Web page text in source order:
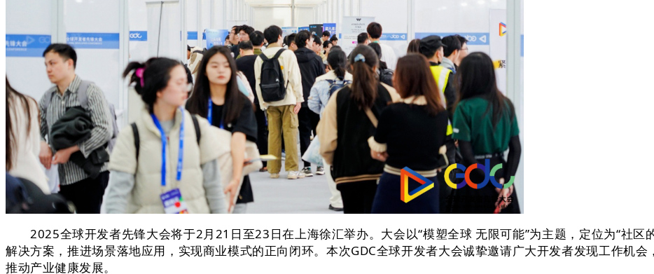
2025全球开发者先锋大会将于2月21日至23日在上海徐汇举办。大会以“模塑全球 无限可能”为主题，定位为“社区
解决方案，推进场景落地应用，实现商业模式的正向闭环。本次GDC全球开发者大会诚挚邀请广大开发者发现工作机
推动产业健康发展。